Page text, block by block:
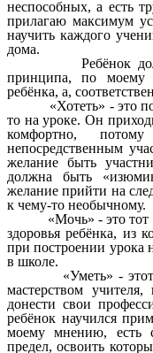
неспособных, а есть
прилагаю максимум
научить каждого
дома.
Ребёнок должен
принципа, по моему
ребёнка, а,
«Хотеть» - это
то на уроке. Он
комфортно,
непосредственным
желание быть
должна быть
желание прийти на
к чему-то необычному.
«Мочь» - это тот
здоровья ребёнка, из
при построении урока
в школе.
«Уметь» - этот
мастерством
донести свои
ребёнок научился
моему мнению, есть
предел, освоить